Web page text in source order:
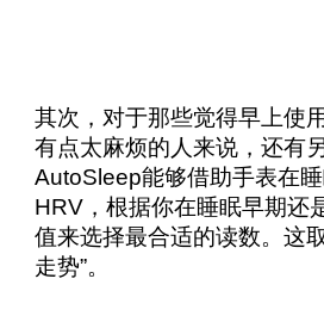
其次，对于那些觉得早上使
有点太麻烦的人来说，还有
AutoSleep能够借助手表在
HRV，根据你在睡眠早期还
值来选择最合适的读数。这
走势”。